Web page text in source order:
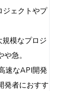
ジェクトやプ
模なプロジ
急。
速なAPI開発
発者におすす